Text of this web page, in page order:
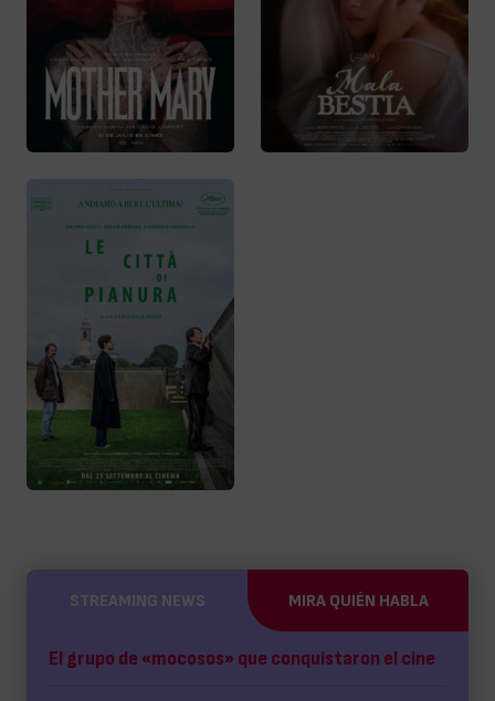
STREAMING NEWS MIRA QUIÉN HABLA
El grupo de «mocosos» que conquistaron el cine